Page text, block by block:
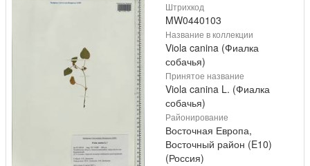
Штрихкод
MW0440103
Название в коллекции
Viola canina (Фиалка
собачья)
Принятое название
Viola canina L. (Фиалка
собачья)
Районирование
Восточная Европа,
Восточный район (E10)
(Россия)